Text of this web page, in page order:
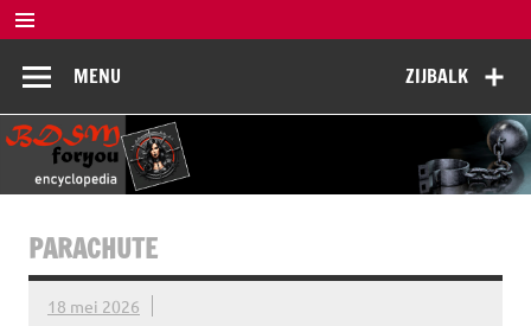
Doorgaan
naar
inhoud
BDSM
Encyclopedia
ZIJBALK
MENU
PARACHUTE
18 mei 2026